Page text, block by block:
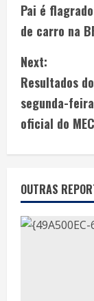
Pai é
de carro na
Next:
Resultados
segunda-
oficial do
OUTRAS